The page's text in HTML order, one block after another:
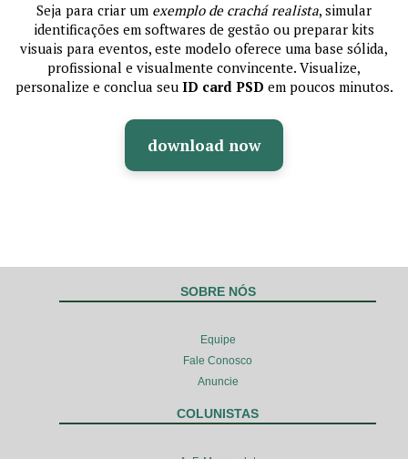
Seja para criar um exemplo de crachá realista, simular
identificações em softwares de gestão ou preparar kits
visuais para eventos, este modelo oferece uma base sólida,
profissional e visualmente convincente. Visualize,
personalize e conclua seu ID card PSD em poucos minutos.
download now
SOBRE NÓS
Equipe
Fale Conosco
Anuncie
COLUNISTAS